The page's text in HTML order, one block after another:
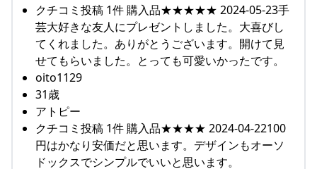
クチコミ投稿 1件 購入品★★★★★ 2024-05-23手
芸大好きな友人にプレゼントしました。大喜びし
てくれました。ありがとうございます。開けて見
せてもらいました。とっても可愛いかったです。
oito1129
31歳
アトピー
クチコミ投稿 1件 購入品★★★★ 2024-04-22100
円はかなり安価だと思います。デザインもオーソ
ドックスでシンプルでいいと思います。